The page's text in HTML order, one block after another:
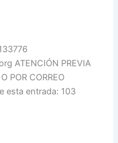
ATENCIÓN PREVIA
POR CORREO
esta entrada: 103